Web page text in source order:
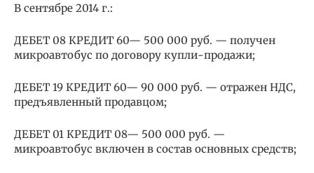
В сентябре 2014 г.:
ДЕБЕТ 08 КРЕДИТ 60— 500 000 руб. — получен
микроавтобус по договору купли-продажи;
ДЕБЕТ 19 КРЕДИТ 60— 90 000 руб. — отражен НДС,
предъявленный продавцом;
ДЕБЕТ 01 КРЕДИТ 08— 500 000 руб. —
микроавтобус включен в состав основных средств;